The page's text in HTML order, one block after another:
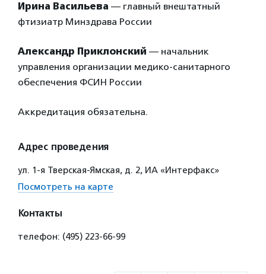
Ирина Васильева — главный внештатный
фтизиатр Минздрава России
Александр Приклонский — начальник
управления организации медико-санитарного
обеспечения ФСИН России
Аккредитация обязательна.
Адрес проведения
ул. 1-я Тверская-Ямская, д. 2, ИА «Интерфакс»
Посмотреть на карте
Контакты
телефон: (495) 223-66-99